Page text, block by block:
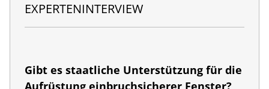
EXPERTENINTERVIEW
Gibt es staatliche Unterstützung für die
Aufrüstung einbruchsicherer Fenster?